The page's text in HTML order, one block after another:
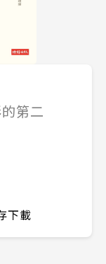
第二
下載